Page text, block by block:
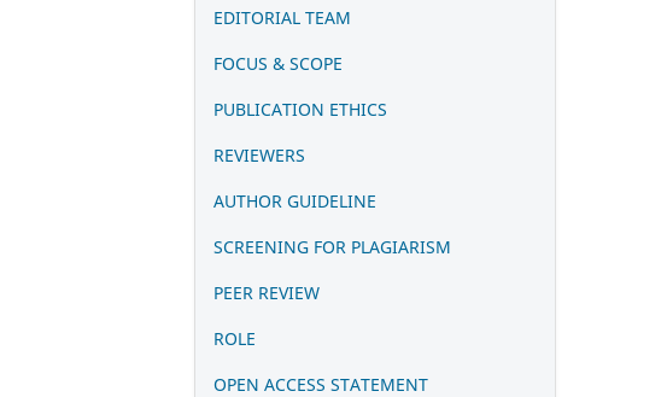
EDITORIAL TEAM
FOCUS & SCOPE
PUBLICATION ETHICS
REVIEWERS
AUTHOR GUIDELINE
SCREENING FOR PLAGIARISM
PEER REVIEW
ROLE
OPEN ACCESS STATEMENT